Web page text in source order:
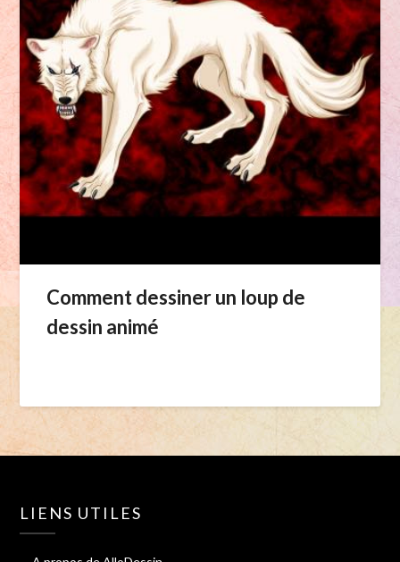
Comment dessiner un loup de
dessin animé
LIENS UTILES